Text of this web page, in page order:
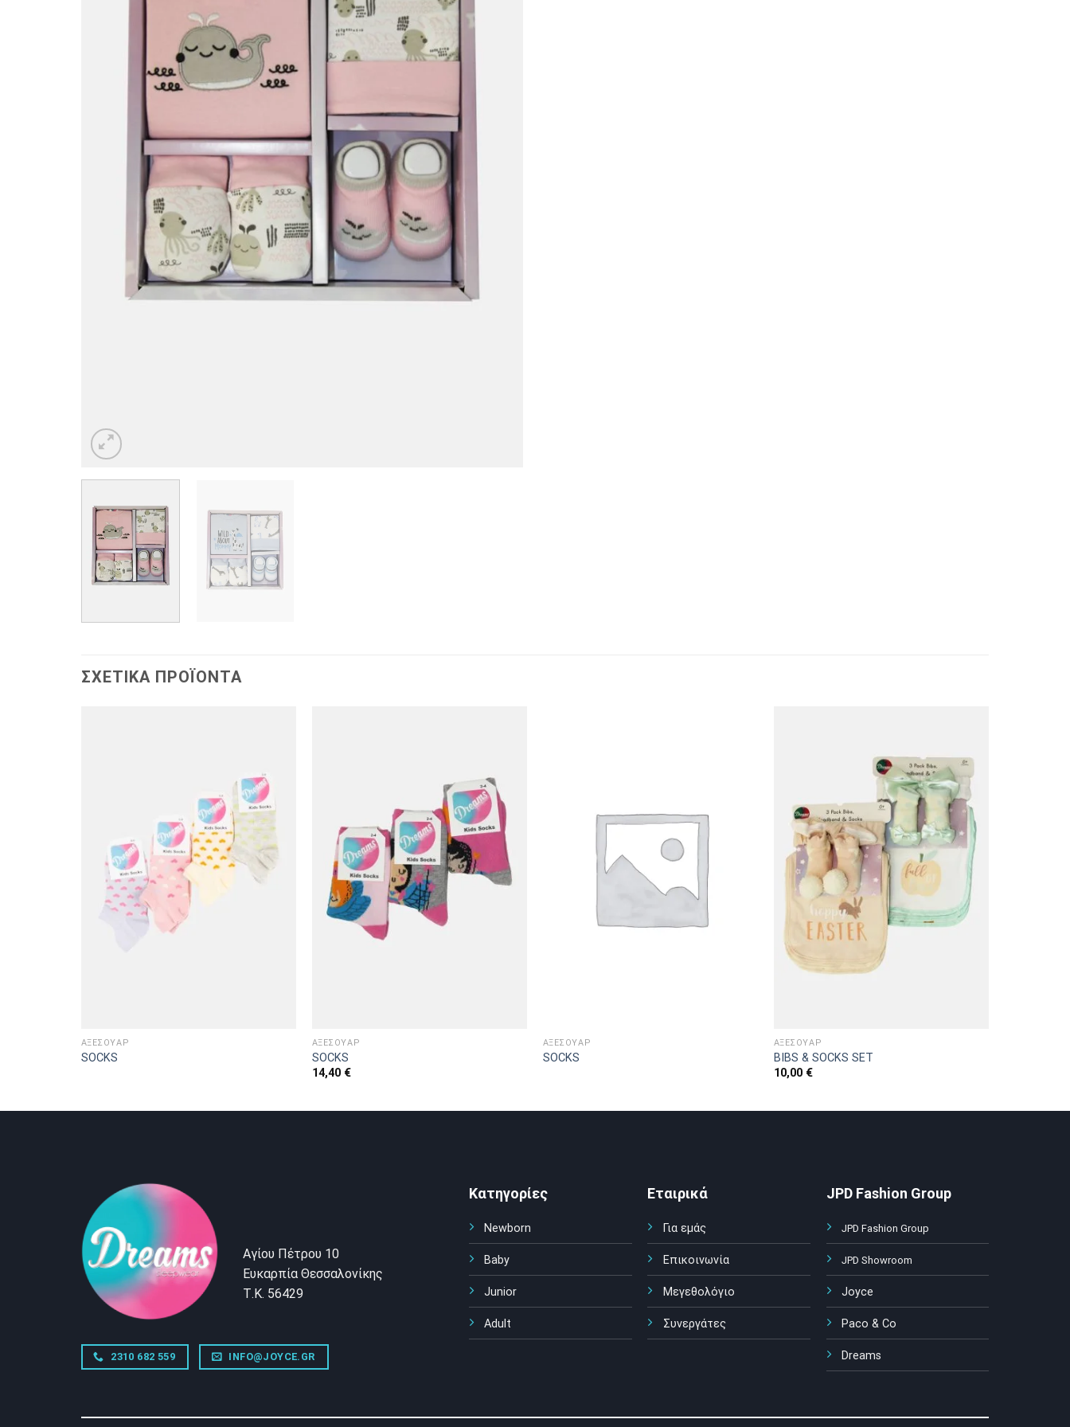
ΣΧΕΤΙΚΆ ΠΡΟΪΌΝΤΑ
ΑΞΕΣΟΥΑΡ
SOCKS
ΑΞΕΣΟΥΑΡ
SOCKS
14,40 €
ΑΞΕΣΟΥΑΡ
SOCKS
ΑΞΕΣΟΥΑΡ
BIBS & SOCKS SET
10,00 €
Αγίου Πέτρου 10
Ευκαρπία Θεσσαλονίκης
Τ.Κ. 56429
2310 682 559 INFO@JOYCE.GR
Κατηγορίες
Newborn
Baby
Junior
Adult
Εταιρικά
Για εμάς
Επικοινωνία
Μεγεθολόγιο
Συνεργάτες
JPD Fashion Group
JPD Fashion Group
JPD Showroom
Joyce
Paco & Co
Dreams